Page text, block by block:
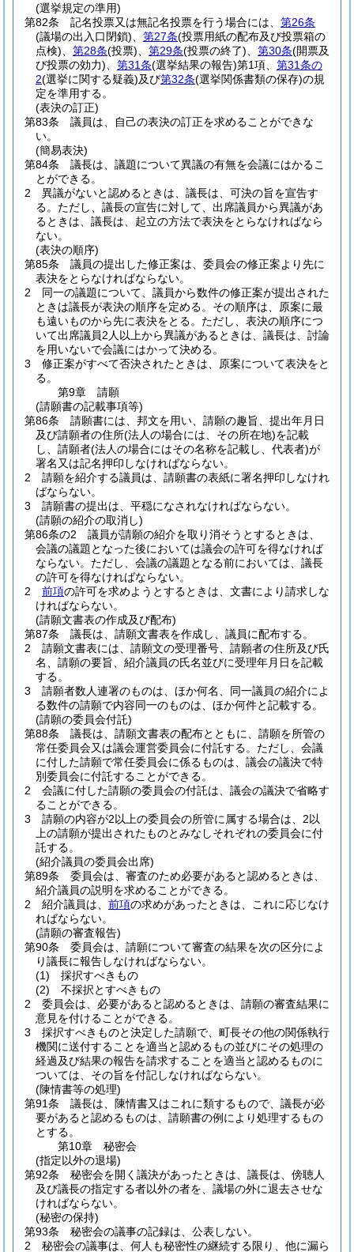
(選挙規定の準用)
第82条
記名投票又は無記名投票を行う場合には、 第26条
(議場の出入口閉鎖)
第27条(投票用紙の配布及び投票箱の
点検)
第28条(投票) 第29条(投票の終了) 第30条(開票及
び投票の効力)
第31条(選挙結果の報告)第1項、 第31条の
2(選挙に関する疑義)及び第32条(選挙関係書類の保存)の規
定を準用する。
(表決の訂正)
第83条
議員は、自己の表決の訂正を求めることができな
い。
(簡易表決)
第84条
議長は、議題について異議の有無を会議にはかるこ
とができる。
2
異議がないと認めるときは、議長は、可決の旨を宣告す
る。 ただし、議長の宣告に対して、出席議員から異議があ
るときは、議長は、起立の方法で表決をとらなければなら
ない。
(表決の順序)
第85条
議員の提出した修正案は、委員会の修正案より先に
表決をとらなければならない。
2
同一の議題について、議員から数件の修正案が提出された
ときは議長が表決の順序を定める。 その順序は、原案に最
も遠いものから先に表決をとる。 ただし、表決の順序につ
いて出席議員2人以上から異議があるときは、議長は、討論
を用いないで会議にはかって決める。
3
修正案がすべて否決されたときは、原案について表決をと
る。
第9章
請願
(請願書の記載事項等)
第86条
請願書には、邦文を用い、請願の趣旨、提出年月日
及び請願者の住所(法人の場合には、その所在地)を記載
し、請願者(法人の場合にはその名称を記載し、代表者)が
署名又は記名押印しなければならない。
2
請願を紹介する議員は、請願書の表紙に署名押印しなけれ
ばならない。
3
請願書の提出は、平穏になされなければならない。
(請願の紹介の取消し)
第86条の2
議員が請願の紹介を取り消そうとするときは、
会議の議題となった後においては議会の許可を得なければ
ならない。 ただし、会議の議題となる前においては、議長
の許可を得なければならない。
2
前項の許可を求めようとするときは、文書により請求しな
ければならない。
(請願文書表の作成及び配布)
第87条
議長は、請願文書表を作成し、議員に配布する。
2
請願文書表には、請願文の受理番号、請願者の住所及び氏
名、請願の要旨、紹介議員の氏名並びに受理年月日を記載
する。
3
請願者数人連署のものは、ほか何名、同一議員の紹介によ
る数件の請願で内容同一のものは、ほか何件と記載する。
(請願の委員会付託)
第88条
議長は、請願文書表の配布とともに、請願を所管の
常任委員会又は議会運営委員会に付託する。 ただし、会議
に付した請願で常任委員会に係るものは、議会の議決で特
別委員会に付託することができる。
2
会議に付した請願の委員会の付託は、議会の議決で省略す
ることができる。
3
請願の内容が2以上の委員会の所管に属する場合は、2以
上の請願が提出されたものとみなしそれぞれの委員会に付
託する。
(紹介議員の委員会出席)
第89条
委員会は、審査のため必要があると認めるときは、
紹介議員の説明を求めることができる。
2
紹介議員は、 前項の求めがあったときは、これに応じなけ
ればならない。
(請願の審査報告)
第90条
委員会は、請願について審査の結果を次の区分によ
り議長に報告しなければならない。
(1)
採択すべきもの
(2)
不採択とすべきもの
2
委員会は、必要があると認めるときは、請願の審査結果に
意見を付けることができる。
3
採択すべきものと決定した請願で、町長その他の関係執行
機関に送付することを適当と認めるもの並びにその処理の
経過及び結果の報告を請求することを適当と認めるものに
ついては、その旨を付記しなければならない。
(陳情書等の処理)
第91条
議長は、陳情書又はこれに類するもので、議長が必
要があると認めるものは、請願書の例により処理するもの
とする。
第10章
秘密会
(指定以外の退場)
第92条
秘密会を開く議決があったときは、議長は、傍聴人
及び議長の指定する者以外の者を、議場の外に退去させな
ければならない。
(秘密の保持)
第93条
秘密会の議事の記録は、公表しない。
2
秘密会の議事は、何人も秘密性の継続する限り、他に漏ら